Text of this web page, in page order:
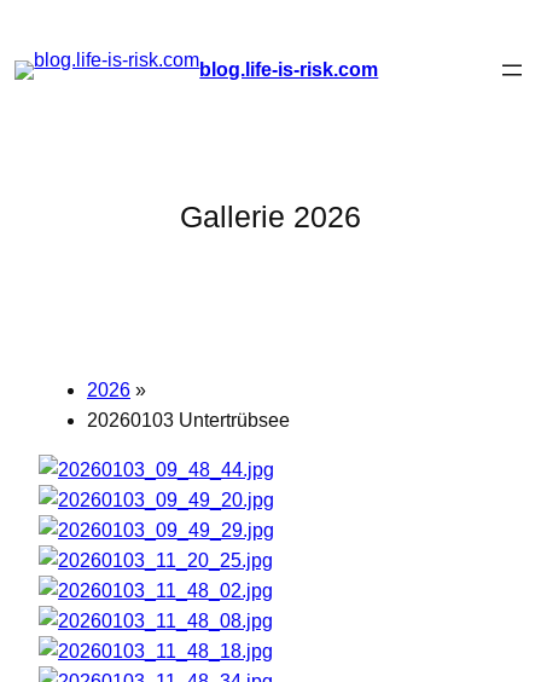
Zum
blog.life-is-risk.com
Gallerie 2026
2026 »
20260103 Untertrübsee